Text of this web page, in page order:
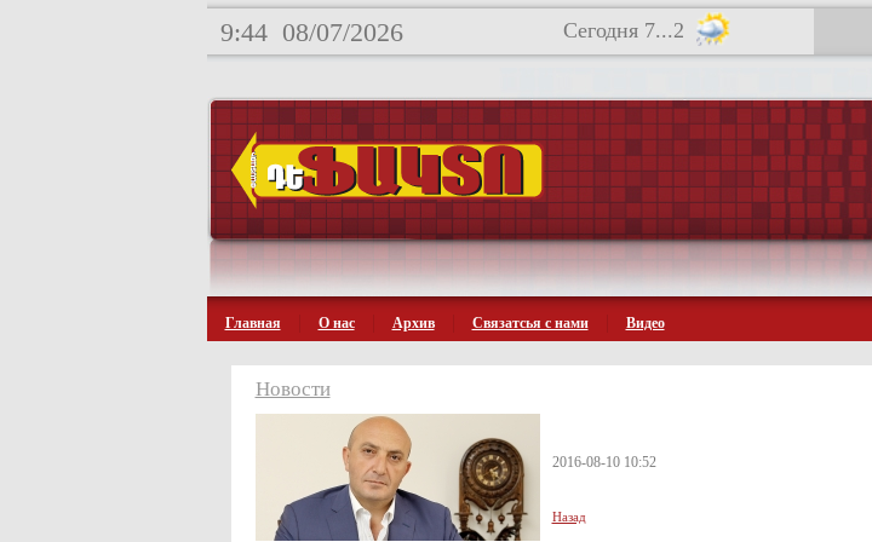
9:44 08/07/2026 Сегодня 7...2
Главная О нас Архив Связатсья с нами Видео
Новости
2016-08-10 10:52
Назад